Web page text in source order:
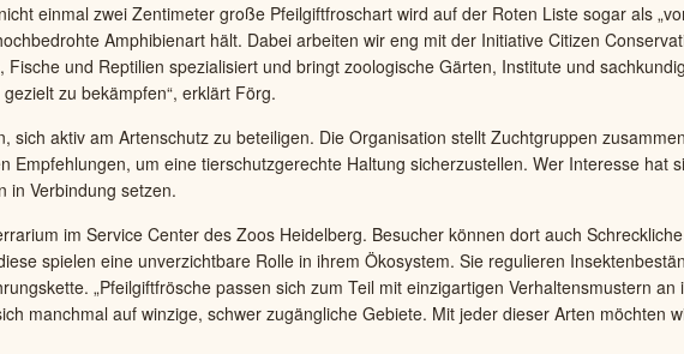
einmal zwei Zentimeter große Pfeilgiftfroschart wird auf der Roten Liste sogar als
Amphibienart hält. Dabei arbeiten wir eng mit der Initiative Citizen
und Reptilien spezialisiert und bringt zoologische Gärten, Institute und
zu bekämpfen“, erklärt Förg.
aktiv am Artenschutz zu beteiligen. Die Organisation stellt Zuchtgruppen
um eine tierschutzgerechte Haltung sicherzustellen. Wer Interesse hat
in Verbindung setzen.
im Service Center des Zoos Heidelberg. Besucher können dort auch Schreckliche
spielen eine unverzichtbare Rolle in ihrem Ökosystem. Sie regulieren
„Pfeilgiftfrösche passen sich zum Teil mit einzigartigen Verhaltensmustern an
manchmal auf winzige, schwer zugängliche Gebiete. Mit jeder dieser Arten möchten